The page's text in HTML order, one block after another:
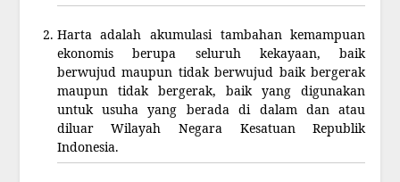
Harta adalah akumulasi tambahan kemampuan
ekonomis berupa seluruh kekayaan, baik
berwujud maupun tidak berwujud baik bergerak
maupun tidak bergerak, baik yang digunakan
untuk usuha yang berada di dalam dan atau
diluar Wilayah Negara Kesatuan Republik
Indonesia.